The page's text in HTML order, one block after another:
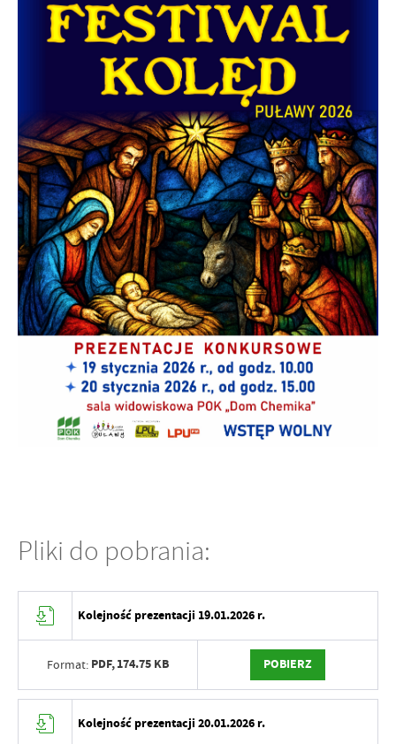
Pliki do pobrania:
Kolejność prezentacji 19.01.2026 r.
Format: PDF,174.75 KB POBIERZ
Kolejność prezentacji 20.01.2026 r.